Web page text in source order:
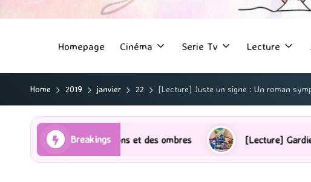
Homepage Cinéma Serie Tv Lecture
Home 2019 janvier 22 [Lecture] Juste un signe : Un roman
Breakings
Rayons et des ombres [Lecture] Gardiens des cités